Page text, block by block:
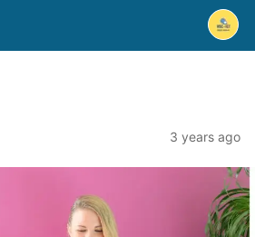
3 years ago